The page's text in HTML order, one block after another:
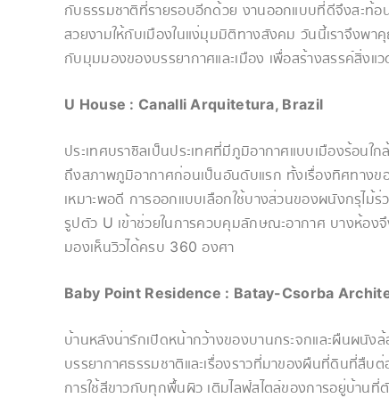
กับธรรมชาติที่รายรอบอีกด้วย งานออกแบบที่ดีจึงสะท้อ
สวยงามให้กับเมืองในแง่มุมมิติทางสังคม วันนี้เราจึงพ
กับมุมมองของบรรยากาศและเมือง เพื่อสร้างสรรค์สิ่ง
U House : Canalli Arquitetura, Brazil
ประเทศบราซิลเป็นประเทศที่มีภูมิอากาศแบบเมืองร้อนใ
ถึงสภาพภูมิอากาศก่อนเป็นอันดับแรก ทั้งเรื่องทิศทาง
เหมาะพอดี การออกแบบเลือกใช้บางส่วนของผนังกรุไม้
รูปตัว U เข้าช่วยในการควบคุมลักษณะอากาศ​ บางห้อง
มองเห็นวิวได้ครบ 360 องศา
Baby Point Residence : Batay-Csorba
บ้านหลังน่ารักเปิดหน้ากว้างของบานกระจกและผืนผนั
บรรยากาศธรรมชาติและเรื่องราวที่มาของผืนที่ดินที่สื
การใช้สีขาวกับทุกพื้นผิว เติมไลฟ์สไตล์ของการอยู่บ้าน